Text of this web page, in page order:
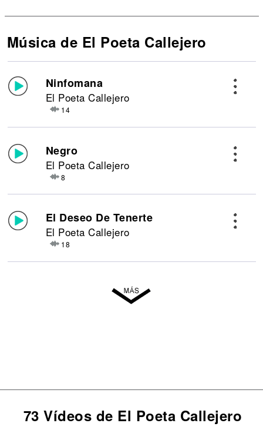
Música de El Poeta Callejero
Ninfomana
El Poeta Callejero
14
Negro
El Poeta Callejero
8
El Deseo De Tenerte
El Poeta Callejero
18
73 Vídeos de El Poeta Callejero